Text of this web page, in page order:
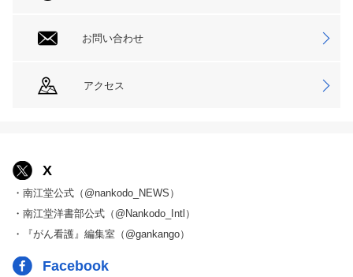
お問い合わせ
アクセス
X
・南江堂公式（@nankodo_NEWS）
・南江堂洋書部公式（@Nankodo_Intl）
・『がん看護』編集室（@gankango）
Facebook